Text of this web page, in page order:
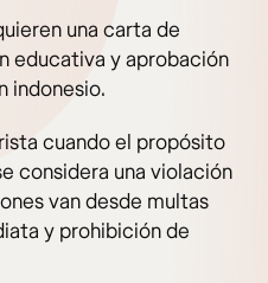
una carta de
educativa y aprobación
indonesio.
cuando el propósito
considera una violación
van desde multas
y prohibición de